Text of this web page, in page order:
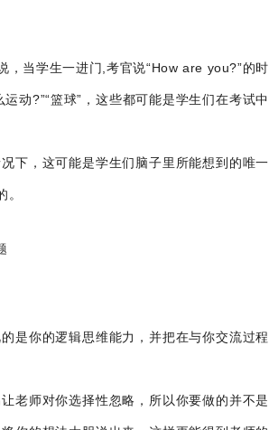
当学生一进门,考官说“How are you?”的时
动?”“篮球”，这些都可能是学生们在考试中
下，这可能是学生们脑子里所能想到的唯一
是你的逻辑思维能力，并把在与你交流过程
老师对你选择性忽略，所以你要做的并不是